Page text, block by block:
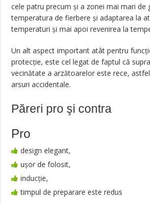
cele patru precum şi a zonei mai mari de
temperatura de fierbere şi adaptarea la
temperaturi şi mai apoi revenirea la
Un alt aspect important atât pentru
protecţie, este cel legat de faptul că
vecinătate a arzătoarelor este rece,
arsuri accidentale.
Păreri pro şi contra
Pro
design elegant,
ușor de folosit,
inducție,
timpul de preparare este redus